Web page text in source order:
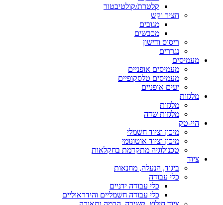
קלטרת/קולטיבטור
חציר וקש
מגובים
מכבשים
ריסוס ודישון
נגררים
מעמיסים
מעמיסים אופניים
מעמיסים טלסקופיים
יעים אופניים
מלגזות
מלגזות
מלגזות שדה
היי-טק
מיכון וציוד חשמלי
מיכון וציוד אוטונומי
טכנולוגיה מתקדמת בחקלאות
ציוד
ביגוד, הנעלה, מחנאות
כלי עבודה
כלי עבודה ידניים
כלי עבודה חשמליים והידראוליים